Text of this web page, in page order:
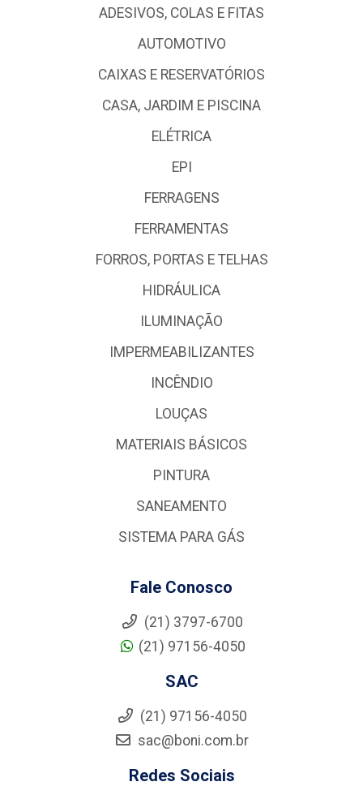
ADESIVOS, COLAS E FITAS
AUTOMOTIVO
CAIXAS E RESERVATÓRIOS
CASA, JARDIM E PISCINA
ELÉTRICA
EPI
FERRAGENS
FERRAMENTAS
FORROS, PORTAS E TELHAS
HIDRÁULICA
ILUMINAÇÃO
IMPERMEABILIZANTES
INCÊNDIO
LOUÇAS
MATERIAIS BÁSICOS
PINTURA
SANEAMENTO
SISTEMA PARA GÁS
Fale Conosco
(21) 3797-6700
(21) 97156-4050
SAC
(21) 97156-4050
sac@boni.com.br
Redes Sociais